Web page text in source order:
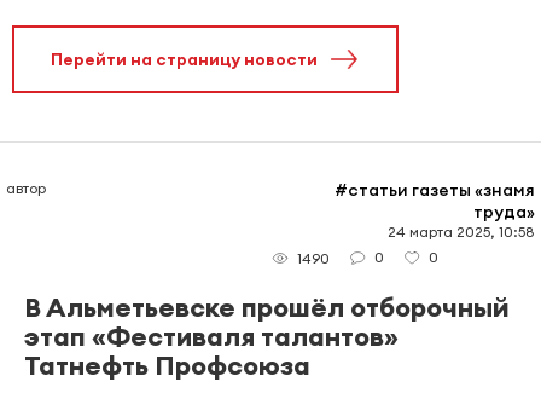
Перейти на страницу новости
автор
#статьи газеты «знамя
труда»
24 марта 2025, 10:58
1490
0 0
В Альметьевске прошёл отборочный
этап «Фестиваля талантов»
Татнефть Профсоюза